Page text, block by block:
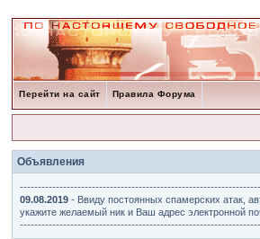
Перейти на сайт Правила Форума
Объявления
09.08.2019 - Ввиду постоянных спамерских атак,
укажите желаемый ник и Ваш адрес электронной